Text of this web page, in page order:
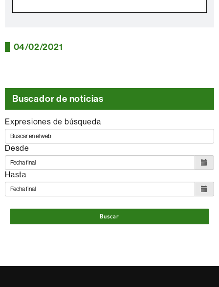
04/02/2021
Buscador de noticias
Expresiones de búsqueda
Desde
Hasta
Buscar